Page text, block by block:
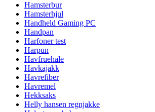
Hamsterbur
Hamsterhjul
Handheld Gaming PC
Handpan
Harfoner test
Harpun
Havfruehale
Havkajakk
Havrefiber
Havremel
Hekksaks
Helly hansen regnjakke